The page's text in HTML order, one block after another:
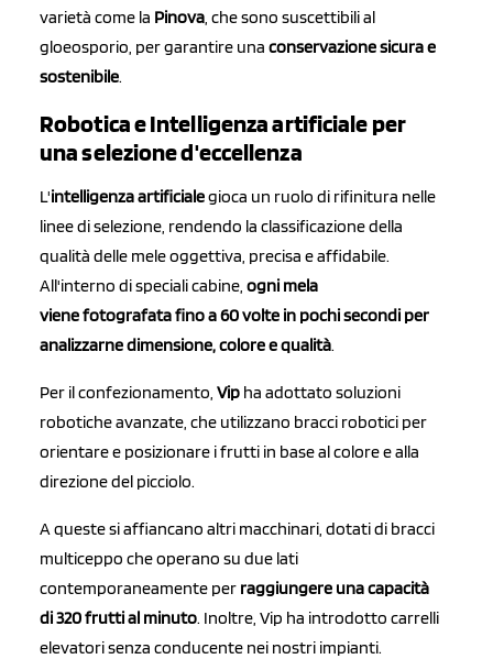
varietà come la Pinova, che sono suscettibili al
gloeosporio, per garantire una conservazione sicura e
sostenibile.
Robotica e Intelligenza artificiale per
una selezione d'eccellenza
L'intelligenza artificialegioca un ruolo di rifinitura nelle
linee di selezione, rendendo la classificazione della
qualità delle mele oggettiva, precisa e affidabile.
All'interno di speciali cabine, ogni mela
vienefotografata fino a 60 volte in pochi secondi per
analizzarne dimensione, colore e qualità.
Per il confezionamento, Vip ha adottato soluzioni
robotiche avanzate, che utilizzano bracci robotici per
orientare e posizionare i frutti in base al colore e alla
direzione del picciolo.
A queste si affiancano altri macchinari, dotati di bracci
multiceppo che operano su due lati
contemporaneamente per raggiungere una capacità
di320 frutti al minuto. Inoltre, Vip ha introdotto carrelli
elevatori senza conducente nei nostri impianti.